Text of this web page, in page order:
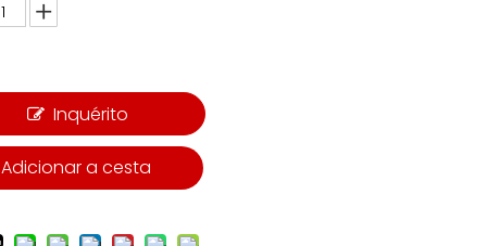
Inquérito
Adicionar a cesta